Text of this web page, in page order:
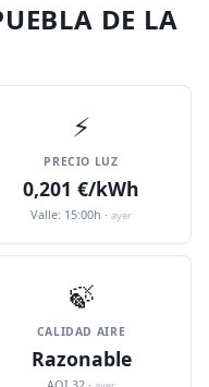
DE LA
⚡
PRECIO LUZ
0,201 €/kWh
Valle: 15:00h · ayer
🍃
CALIDAD AIRE
Razonable